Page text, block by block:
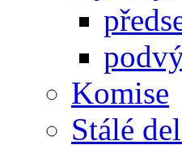
Komise
Stálé